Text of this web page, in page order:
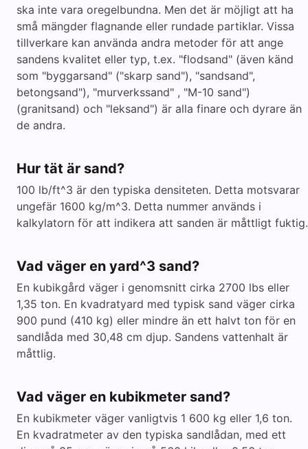
ska inte vara oregelbundna. Men det är möjligt att ha
små mängder flagnande eller rundade partiklar. Vissa
tillverkare kan använda andra metoder för att ange
sandens kvalitet eller typ, t.ex. "flodsand" (även känd
som "byggarsand" ("skarp sand"), "sandsand",
betongsand"), "murverkssand" , "M-10 sand")
(granitsand) och "leksand") är alla finare och dyrare än
de andra.
Hur tät är sand?
100 lb/ft^3 är den typiska densiteten. Detta motsvarar
ungefär 1600 kg/m^3. Detta nummer används i
kalkylatorn för att indikera att sanden är måttligt fuktig.
Vad väger en yard^3 sand?
En kubikgård väger i genomsnitt cirka 2700 lbs eller
1,35 ton. En kvadratyard med typisk sand väger cirka
900 pund (410 kg) eller mindre än ett halvt ton för en
sandlåda med 30,48 cm djup. Sandens vattenhalt är
måttlig.
Vad väger en kubikmeter sand?
En kubikmeter väger vanligtvis 1 600 kg eller 1,6 ton.
En kvadratmeter av den typiska sandlådan, med ett